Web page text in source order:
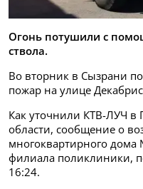
Огонь потушили с
ствола.
Во вторник в Сызрани
пожар на улице
Как уточнили КТВ-ЛУЧ в
области, сообщение о
многоквартирного дома
филиала поликлиники,
16:24.